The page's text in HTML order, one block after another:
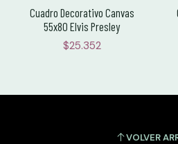
Cuadro Decorativo Canvas
55x80 Elvis Presley
$25.352
VOLVER